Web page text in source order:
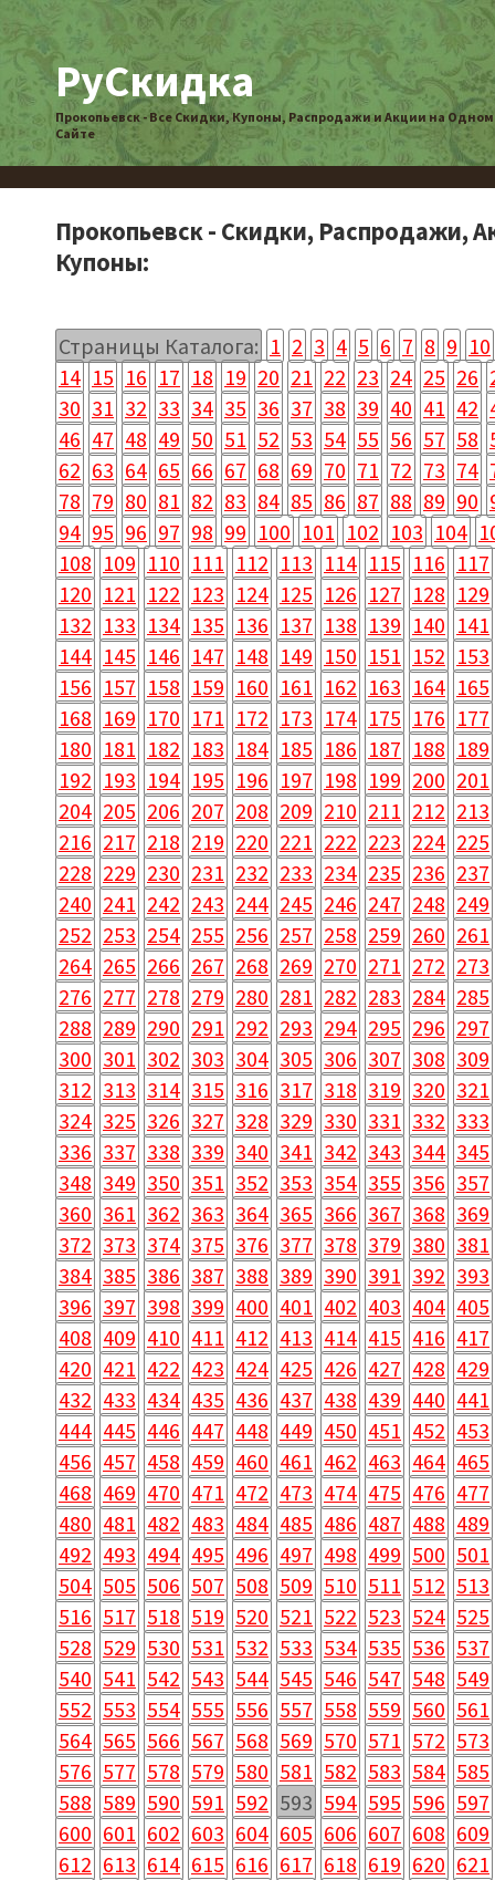
РуСкидка
Прокопьевск - Все Скидки, Купоны, Распродажи и Акции на Одном
Сайте
Прокопьевск - Скидки, Распродажи,
Купоны:
Страницы Каталога: 1 2 3 4 5 6 7 8 9 10
14 15 16 17 18 19 20 21 22 23 24 25 26
30 31 32 33 34 35 36 37 38 39 40 41 42
46 47 48 49 50 51 52 53 54 55 56 57 58
62 63 64 65 66 67 68 69 70 71 72 73 74
78 79 80 81 82 83 84 85 86 87 88 89 90
94 95 96 97 98 99 100 101 102 103 104
108 109 110 111 112 113 114 115 116 117
120 121 122 123 124 125 126 127 128 129
132 133 134 135 136 137 138 139 140 141
144 145 146 147 148 149 150 151 152 153
156 157 158 159 160 161 162 163 164 165
168 169 170 171 172 173 174 175 176 177
180 181 182 183 184 185 186 187 188 189
192 193 194 195 196 197 198 199 200 201
204 205 206 207 208 209 210 211 212 213
216 217 218 219 220 221 222 223 224 225
228 229 230 231 232 233 234 235 236 237
240 241 242 243 244 245 246 247 248 249
252 253 254 255 256 257 258 259 260 261
264 265 266 267 268 269 270 271 272 273
276 277 278 279 280 281 282 283 284 285
288 289 290 291 292 293 294 295 296 297
300 301 302 303 304 305 306 307 308 309
312 313 314 315 316 317 318 319 320 321
324 325 326 327 328 329 330 331 332 333
336 337 338 339 340 341 342 343 344 345
348 349 350 351 352 353 354 355 356 357
360 361 362 363 364 365 366 367 368 369
372 373 374 375 376 377 378 379 380 381
384 385 386 387 388 389 390 391 392 393
396 397 398 399 400 401 402 403 404 405
408 409 410 411 412 413 414 415 416 417
420 421 422 423 424 425 426 427 428 429
432 433 434 435 436 437 438 439 440 441
444 445 446 447 448 449 450 451 452 453
456 457 458 459 460 461 462 463 464 465
468 469 470 471 472 473 474 475 476 477
480 481 482 483 484 485 486 487 488 489
492 493 494 495 496 497 498 499 500 501
504 505 506 507 508 509 510 511 512 513
516 517 518 519 520 521 522 523 524 525
528 529 530 531 532 533 534 535 536 537
540 541 542 543 544 545 546 547 548 549
552 553 554 555 556 557 558 559 560 561
564 565 566 567 568 569 570 571 572 573
576 577 578 579 580 581 582 583 584 585
588 589 590 591 592 593 594 595 596 597
600 601 602 603 604 605 606 607 608 609
612 613 614 615 616 617 618 619 620 621